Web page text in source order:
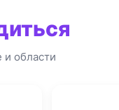
и области